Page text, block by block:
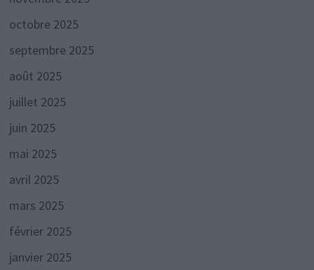
octobre 2025
septembre 2025
août 2025
juillet 2025
juin 2025
mai 2025
avril 2025
mars 2025
février 2025
janvier 2025